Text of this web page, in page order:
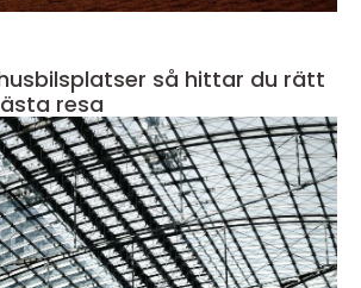
så hittar du rätt
resa